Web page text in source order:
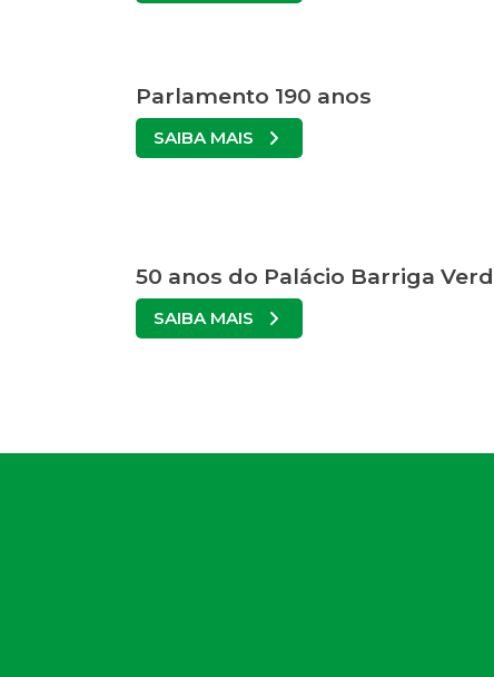
Parlamento 190 anos
SAIBA MAIS
50 anos do Palácio Barriga
SAIBA MAIS